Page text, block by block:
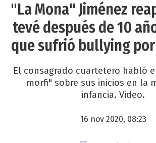
"La Mona" Jiménez
tevé después de 10
que sufrió bullying
El consagrado cuartetero habló
morfi" sobre sus inicios en la
infancia. Video.
16 nov 2020, 08:23